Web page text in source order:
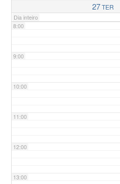
27TER
Dia inteiro
8:00
9:00
10:00
11:00
12:00
13:00